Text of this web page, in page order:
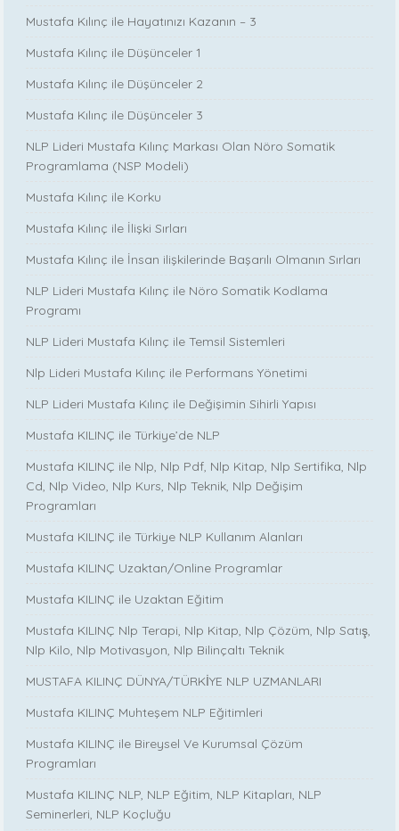
Mustafa Kılınç ile Hayatınızı Kazanın – 3
Mustafa Kılınç ile Düşünceler 1
Mustafa Kılınç ile Düşünceler 2
Mustafa Kılınç ile Düşünceler 3
NLP Lideri Mustafa Kılınç Markası Olan Nöro Somatik
Programlama (NSP Modeli)
Mustafa Kılınç ile Korku
Mustafa Kılınç ile İlişki Sırları
Mustafa Kılınç ile İnsan ilişkilerinde Başarılı Olmanın Sırları
NLP Lideri Mustafa Kılınç ile Nöro Somatik Kodlama
Programı
NLP Lideri Mustafa Kılınç ile Temsil Sistemleri
Nlp Lideri Mustafa Kılınç ile Performans Yönetimi
NLP Lideri Mustafa Kılınç ile Değişimin Sihirli Yapısı
Mustafa KILINÇ ile Türkiye’de NLP
Mustafa KILINÇ ile Nlp, Nlp Pdf, Nlp Kitap, Nlp Sertifika, Nlp
Cd, Nlp Video, Nlp Kurs, Nlp Teknik, Nlp Değişim
Programları
Mustafa KILINÇ ile Türkiye NLP Kullanım Alanları
Mustafa KILINÇ Uzaktan/Online Programlar
Mustafa KILINÇ ile Uzaktan Eğitim
Mustafa KILINÇ Nlp Terapi, Nlp Kitap, Nlp Çözüm, Nlp Satış,
Nlp Kilo, Nlp Motivasyon, Nlp Bilinçaltı Teknik
MUSTAFA KILINÇ DÜNYA/TÜRKİYE NLP UZMANLARI
Mustafa KILINÇ Muhteşem NLP Eğitimleri
Mustafa KILINÇ ile Bireysel Ve Kurumsal Çözüm
Programları
Mustafa KILINÇ NLP, NLP Eğitim, NLP Kitapları, NLP
Seminerleri, NLP Koçluğu